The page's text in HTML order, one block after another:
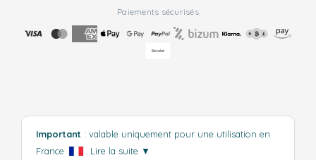
Paiements sécurisés
Important : valable uniquement pour une utilisation en
France
Lire la suite ▼